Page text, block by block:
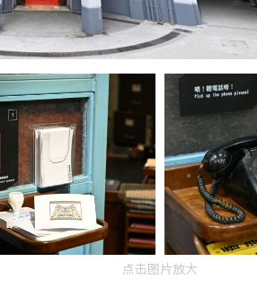
点击图片放大